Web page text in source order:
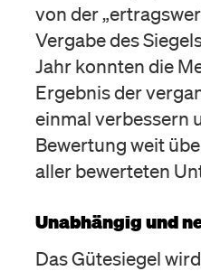
von der
Vergabe des
Jahr konnten die
Ergebnis der
einmal verbessern
Bewertung weit
aller bewerteten
Unabhängig und
Das Gütesiegel